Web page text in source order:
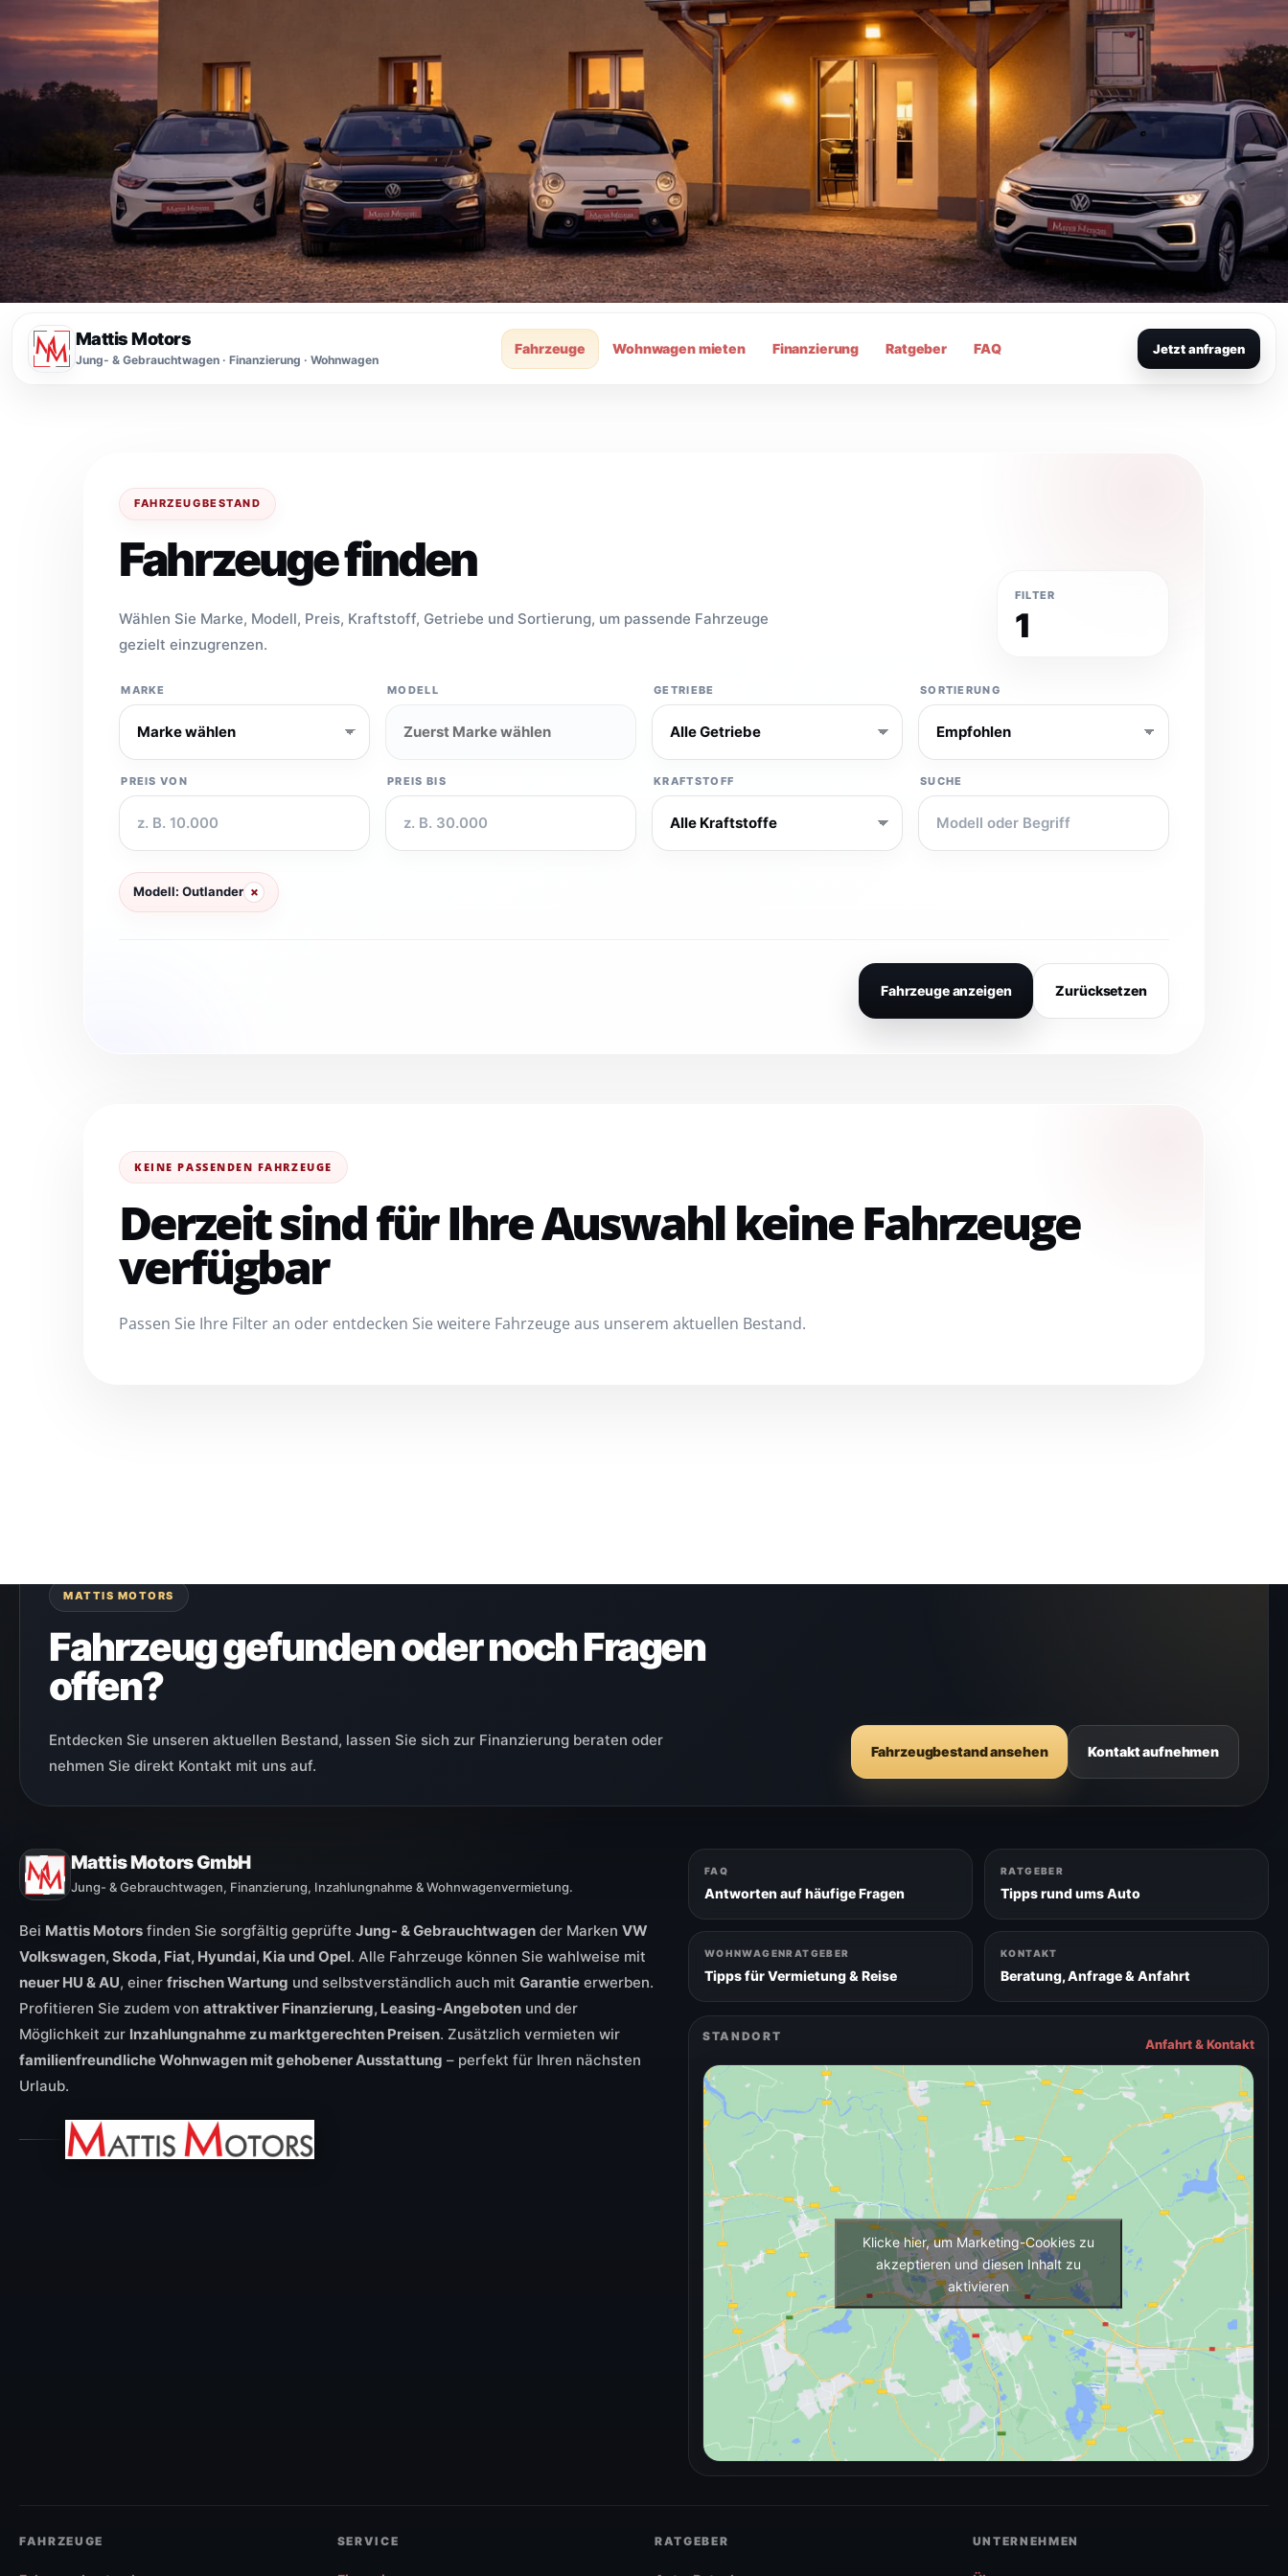
Mattis Motors
Jung- & Gebrauchtwagen · Finanzierung · Wohnwagen
Fahrzeuge Wohnwagen mieten Finanzierung Ratgeber FAQ Jetzt anfragen
FAHRZEUGBESTAND
Fahrzeuge finden
Wählen Sie Marke, Modell, Preis, Kraftstoff, Getriebe und Sortierung, um passende Fahrzeuge
gezielt einzugrenzen.
FILTER
1
MARKE MODELL GETRIEBE SORTIERUNG
PREIS VON PREIS BIS KRAFTSTOFF SUCHE
Modell: Outlander ×
Fahrzeuge anzeigen Zurücksetzen
KEINE PASSENDEN FAHRZEUGE
Derzeit sind für Ihre Auswahl keine Fahrzeuge
verfügbar
Passen Sie Ihre Filter an oder entdecken Sie weitere Fahrzeuge aus unserem aktuellen Bestand.
MATTIS MOTORS
Fahrzeug gefunden oder noch Fragen
offen?
Entdecken Sie unseren aktuellen Bestand, lassen Sie sich zur Finanzierung beraten oder
nehmen Sie direkt Kontakt mit uns auf.
Fahrzeugbestand ansehen Kontakt aufnehmen
Mattis Motors GmbH
Jung- & Gebrauchtwagen, Finanzierung, Inzahlungnahme & Wohnwagenvermietung.
Bei Mattis Motors finden Sie sorgfältig geprüfte Jung- & Gebrauchtwagen der Marken VW
Volkswagen, Skoda, Fiat, Hyundai, Kia und Opel. Alle Fahrzeuge können Sie wahlweise mit
neuer HU & AU, einer frischen Wartung und selbstverständlich auch mit Garantie erwerben.
Profitieren Sie zudem von attraktiver Finanzierung, Leasing-Angeboten und der
Möglichkeit zur Inzahlungnahme zu marktgerechten Preisen. Zusätzlich vermieten wir
familienfreundliche Wohnwagen mit gehobener Ausstattung – perfekt für Ihren nächsten
Urlaub.
FAQ
Antworten auf häufige Fragen
RATGEBER
Tipps rund ums Auto
WOHNWAGENRATGEBER
Tipps für Vermietung & Reise
KONTAKT
Beratung, Anfrage & Anfahrt
STANDORT
Anfahrt & Kontakt
Klicke hier, um Marketing-Cookies zu
akzeptieren und diesen Inhalt zu
aktivieren
FAHRZEUGE SERVICE RATGEBER UNTERNEHMEN